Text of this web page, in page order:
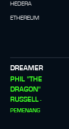
HEDERA
ETHEREUM
DREAMER
PHIL "THE
DRAGON"
RUSSELL -
PEMENANG